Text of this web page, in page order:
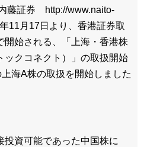
藤証券 http://www.naito-
11月17日より、香港証券取
開始される、「上海・香港株
ックコネクト）」の取扱開始
海A株の取扱を開始しました
投資可能であった中国株に